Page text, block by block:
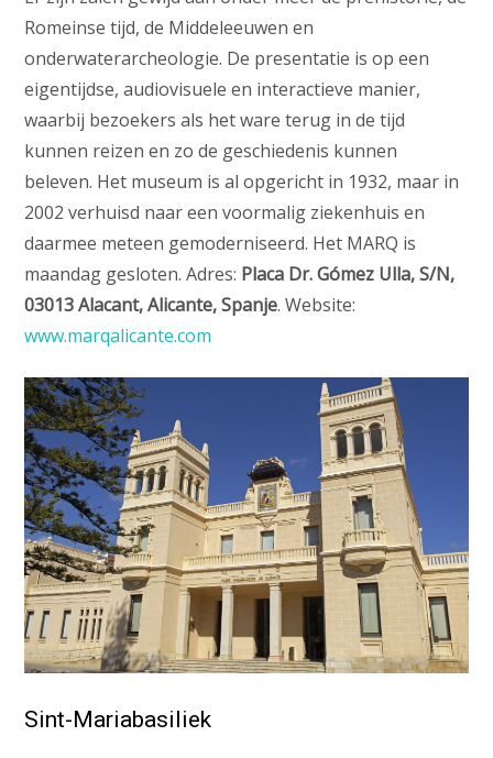
Romeinse tijd, de Middeleeuwen en
onderwaterarcheologie. De presentatie is op een
eigentijdse, audiovisuele en interactieve manier,
waarbij bezoekers als het ware terug in de tijd
kunnen reizen en zo de geschiedenis kunnen
beleven. Het museum is al opgericht in 1932, maar in
2002 verhuisd naar een voormalig ziekenhuis en
daarmee meteen gemoderniseerd. Het MARQ is
maandag gesloten. Adres: Placa Dr. Gómez Ulla, S/N,
03013 Alacant, Alicante, Spanje. Website:
www.marqalicante.com
Sint-Mariabasiliek